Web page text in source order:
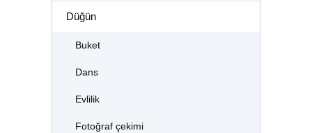
Düğün
Buket
Dans
Evlilik
Fotoğraf çekimi